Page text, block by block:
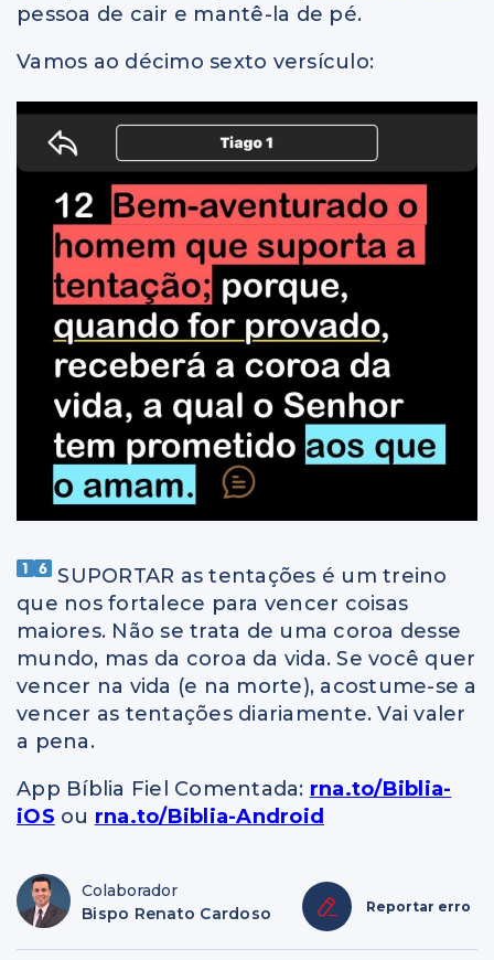
pessoa de cair e mantê-la de pé.
Vamos ao décimo sexto versículo:
SUPORTAR as tentações é um treino
que nos fortalece para vencer coisas
maiores. Não se trata de uma coroa desse
mundo, mas da coroa da vida. Se você quer
vencer na vida (e na morte), acostume-se a
vencer as tentações diariamente. Vai valer
a pena.
App Bíblia Fiel Comentada: rna.to/Biblia-
iOS ou rna.to/Biblia-Android
Colaborador
Bispo Renato Cardoso
Reportar erro